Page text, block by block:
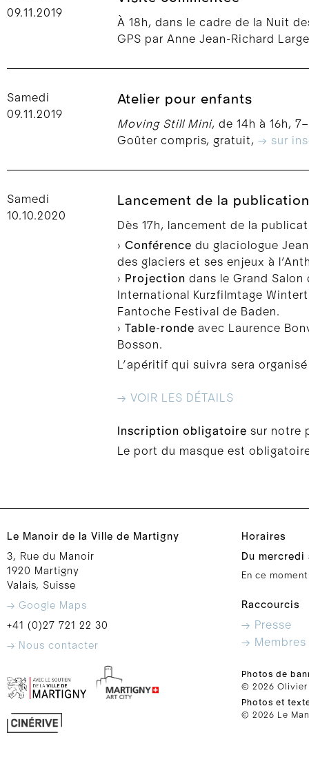
09.11.2019
À 18h, dans le cadre de la Nuit
GPS par Anne Jean-Richard
Samedi
09.11.2019
Atelier pour enfants
Moving Still Mini, de 14h à 16h,
Goûter compris, gratuit, → sur
Samedi
10.10.2020
Lancement de la publication
Dès 17h, lancement de la
› Conférence du glaciologue
des glaciers et ses enjeux à
› Projection dans le Grand Salon
International Kurzfilmtage
Fantoche Festival de Baden.
› Table-ronde avec Laurence
Bosson.
L’apéritif qui suivra sera
→ VOIR LES DÉTAILS
Inscription obligatoire sur notre
Le port du masque est
Le Manoir de la Ville de Martigny
3, Rue du Manoir
1920 Martigny
Valais, Suisse
→ Google Maps
+41 (0)27 721 22 30
→ Nous contacter
Horaires
Du mercredi
En ce
Raccourcis
→ Presse
→ Membres
Photos de
© 2026 Olivier
Photos et
© 2026 Le